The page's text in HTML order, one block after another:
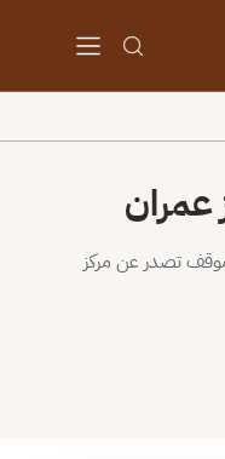
عمران
موقف تصدر عن مركز